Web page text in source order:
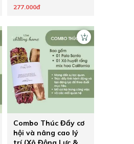
277.000đ
Combo Thúc Đẩy cơ
hội và nâng cao lý